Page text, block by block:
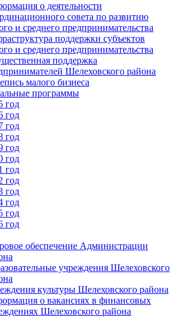
о деятельности
совета по развитию
и среднего предпринимательства
поддержки субъектов
и среднего предпринимательства
поддержка
Шелеховского района
малого бизнеса
программы
год
год
год
год
год
год
год
год
год
год
год
год
обеспечение Администрации
учреждения Шелеховского
культуры Шелеховского района
о вакансиях в финансовых
Шелеховского района